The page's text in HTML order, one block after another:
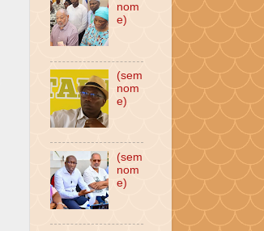
nom
e)
(sem
nom
e)
(sem
nom
e)